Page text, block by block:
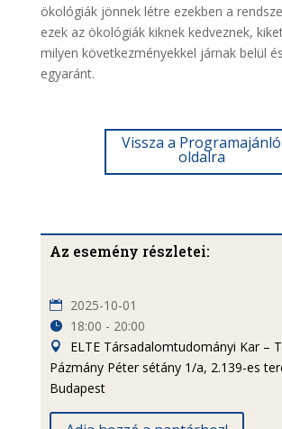
ökológiák jönnek létre ezekben a
ezek az ökológiák kiknek kedveznek,
milyen következményekkel járnak belül
egyaránt.
Vissza a Programajánló
oldalra
Az esemény részletei:
2025-10-01
18:00 - 20:00
ELTE Társadalomtudományi Kar –
Pázmány Péter sétány 1/a, 2.139-es
Budapest